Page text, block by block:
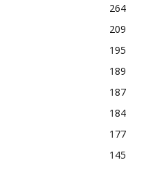
264
209
195
189
187
184
177
145